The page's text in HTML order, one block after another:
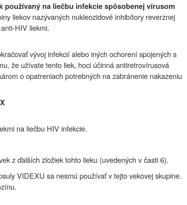
na liečbu infekcie spôsobenej vírusom
liekov nazývaných nukleozidové inhibítory reverznej
HIV liekmi.
vývoj infekcií alebo iných ochorení spojených s
že užívate tento liek, hoci účinná antiretrovírusová
o opatreniach potrebných na zabránenie nakazeniu
na liečbu HIV infekcie.
z ďalších zložiektohto lieku (uvedených v časti 6).
VIDEXU sa nesmú používať v tejto vekovej skupine.